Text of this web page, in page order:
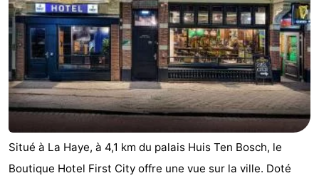
Situé à La Haye, à 4,1 km du palais Huis Ten Bosch, le
Boutique Hotel First City offre une vue sur la ville. Doté